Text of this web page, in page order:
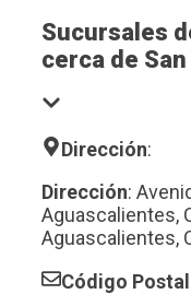
Sucursales
cerca de
Dirección:
Dirección:
Aguascalientes,
Aguascalientes,
Código Postal